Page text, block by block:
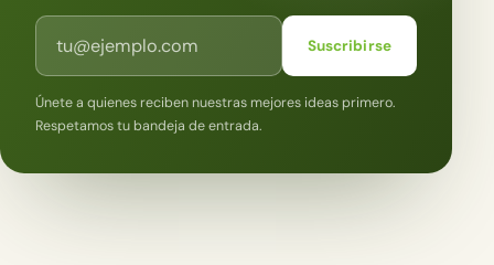
Correo electrónico
Suscribirse
Únete a quienes reciben nuestras mejores ideas primero.
Respetamos tu bandeja de entrada.